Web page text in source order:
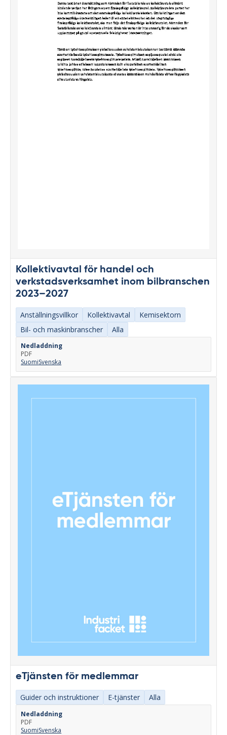
Kollektivavtal för handel och
verkstadsverksamhet inom bilbranschen
2023–2027
Anställningsvillkor Kollektivavtal
Kemisektorn
Bil- och maskinbranscher
Alla
Nedladdning
PDF
SuomiSvenska
eTjänsten för medlemmar
Guider och instruktioner E-tjänster Alla
Nedladdning
PDF
SuomiSvenska